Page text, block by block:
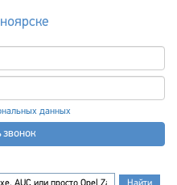
данных
звонок